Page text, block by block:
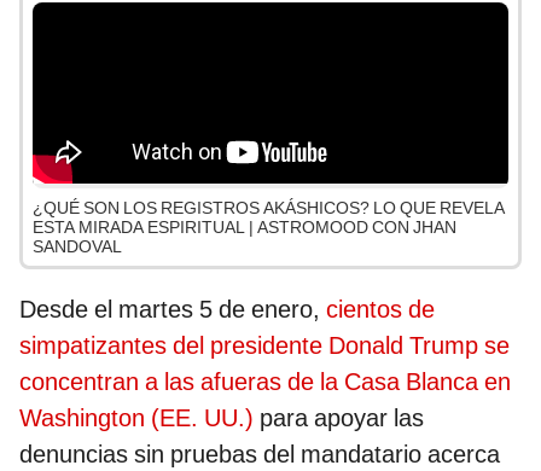
¿QUÉ SON LOS REGISTROS AKÁSHICOS? LO QUE REVELA
ESTA MIRADA ESPIRITUAL | ASTROMOOD CON JHAN
SANDOVAL
Desde el martes 5 de enero, cientos de
simpatizantes del presidente Donald Trump se
concentran a las afueras de la Casa Blanca en
Washington (EE. UU.) para apoyar las
denuncias sin pruebas del mandatario acerca